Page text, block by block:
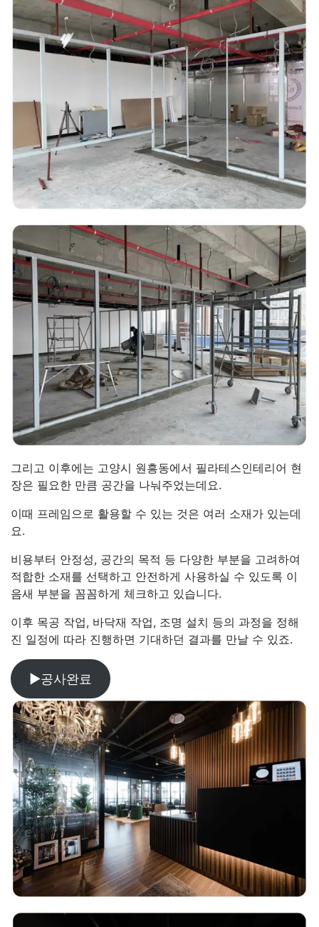
그리고 이후에는 고양시 원흥동에서 필라테스인테리어 현
장은 필요한 만큼 공간을 나눠주었는데요.
이때 프레임으로 활용할 수 있는 것은 여러 소재가 있는데
요.
비용부터 안정성, 공간의 목적 등 다양한 부분을 고려하여
적합한 소재를 선택하고 안전하게 사용하실 수 있도록 이
음새 부분을 꼼꼼하게 체크하고 있습니다.
이후 목공 작업, 바닥재 작업, 조명 설치 등의 과정을 정해
진 일정에 따라 진행하면 기대하던 결과를 만날 수 있죠.
▶공사완료